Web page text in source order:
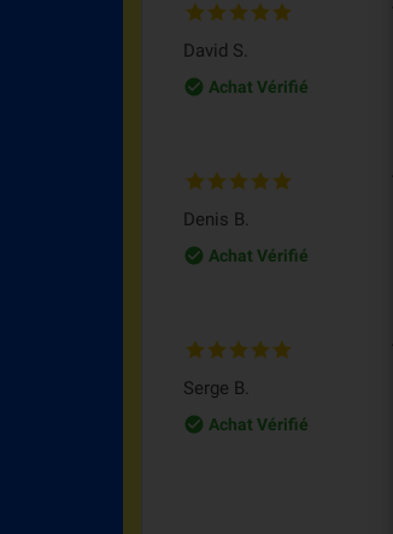
David S.
check_circle_outline
Achat Vérifié
Denis B.
check_circle_outline
Achat Vérifié
Serge B.
check_circle_outline
Achat Vérifié